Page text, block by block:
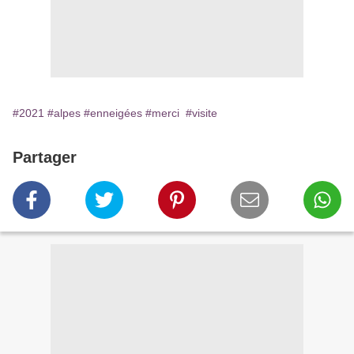
#2021 #alpes #enneigées #merci #visite
Partager